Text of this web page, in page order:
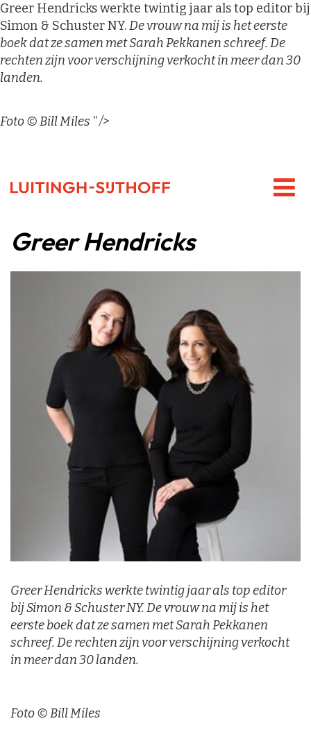
Greer Hendricks werkte twintig jaar als top editor bij
Simon & Schuster NY.De vrouw na mij is het eerste
boek dat ze samen met Sarah Pekkanen schreef. De
rechten zijn voor verschijning verkocht in meer dan 30
landen.
Foto © Bill Miles " />
Greer Hendricks
Greer Hendricks werkte twintig jaar als top editor
bij Simon & Schuster NY.De vrouw na mijis het
eerste boek dat ze samen met Sarah Pekkanen
schreef. De rechten zijn voor verschijning verkocht
in meer dan 30 landen.
Foto © Bill Miles